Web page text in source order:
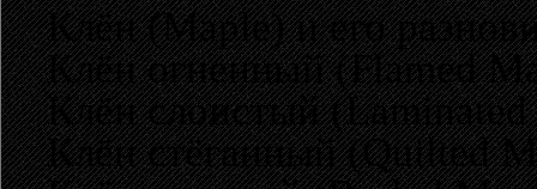
Клён (Maple) и его
Клён огненный (Flamed
Клён слоистый
Клён стёганный (Quilted